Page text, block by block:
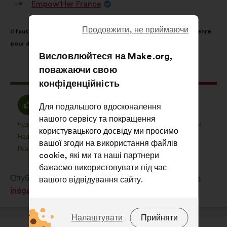
ПропозиціяEmpow'Her France
пропозиції:
Il faut sensibiliser l’écosystème entrepreneurial aux biais de genre
pour déconstruire les stéréotypes
Ця
пропозиція
142 голоси
розподілом:
За
:
61%
пропозиція
оцінена
Чудова ідея
:разів
Надто очевидно
:разів
Реалістично
:разів
Ця
пропозиція
була
оцінена
Незрозуміле
разів
Байдуже
Опубліковано в Comment lutter contre toutes les
inégalités subies par les femmes ?
Продовжити, не приймаючи
Висловлюйтеся на Make.org,
поважаючи свою
конфіденційність
Для подальшого вдосконалення
нашого сервісу та покращення
користувацького досвіду ми просимо
вашої згоди на використання файлів
cookie, які ми та наші партнери
бажаємо використовувати під час
вашого відвідування сайту.
Які саме файли cookie?
Прийняти
Налаштувати